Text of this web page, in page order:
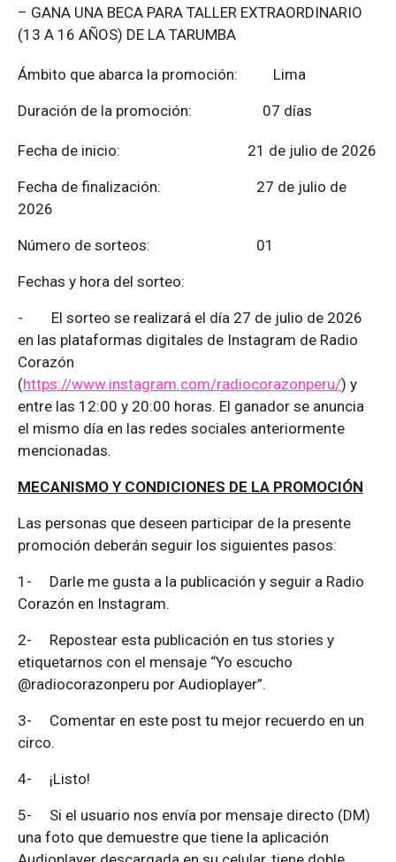
– GANA UNA BECA PARA TALLER EXTRAORDINARIO
(13 A 16 AÑOS) DE LA TARUMBA
Ámbito que abarca la promoción: Lima
Duración de la promoción: 07 días
Fecha de inicio: 21 de julio de 2026
Fecha de finalización:
27 de julio de
2026
Número de sorteos: 01
Fechas y hora del sorteo:
- El sorteo se realizará el día 27 de julio de 2026
en las plataformas digitales de Instagram de Radio
Corazón
(https://www.instagram.com/radiocorazonperu/) y
entre las 12:00 y 20:00 horas. El ganador se anuncia
el mismo día en las redes sociales anteriormente
mencionadas.
MECANISMO Y CONDICIONES DE LA PROMOCIÓN
Las personas que deseen participar de la presente
promoción deberán seguir los siguientes pasos:
1- Darle me gusta a la publicación y seguir a Radio
Corazón en Instagram.
2- Repostear esta publicación en tus stories y
etiquetarnos con el mensaje “Yo escucho
@radiocorazonperu por Audioplayer”.
3- Comentar en este post tu mejor recuerdo en un
circo.
4- ¡Listo!
5- Si el usuario nos envía por mensaje directo (DM)
una foto que demuestre que tiene la aplicación